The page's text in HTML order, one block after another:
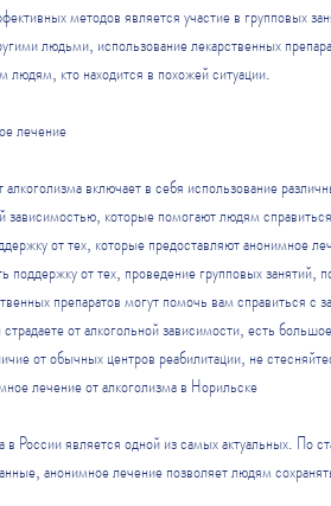
методов является участие в групповых
людьми, использование лекарственных
людям, кто находится в похожей ситуации.
лечение
включает в себя использование
зависимостью, которые помогают людям
от тех, которые предоставляют анонимное
поддержку от тех, проведение групповых занятий,
препаратов могут помочь вам справиться с
от алкогольной зависимости, есть
от обычных центров реабилитации, не
лечение от алкоголизма в Норильске
России является одной из самых актуальных. По
анонимное лечение позволяет людям